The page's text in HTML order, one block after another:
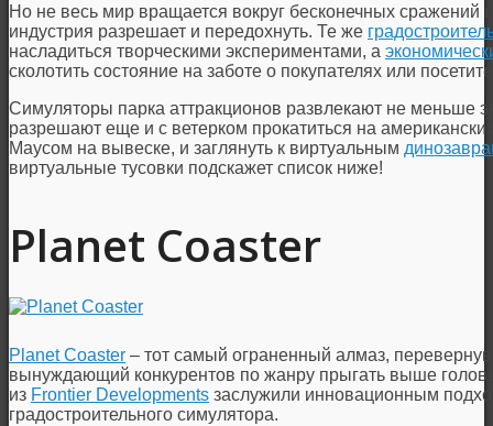
Но не весь мир вращается вокруг бесконечных сражений
индустрия разрешает и передохнуть. Те же
насладиться творческими экспериментами, а
сколотить состояние на заботе о покупателях или
Симуляторы парка аттракционов развлекают не меньше
разрешают еще и с ветерком прокатиться на
Маусом на вывеске, и заглянуть к виртуальным
виртуальные тусовки подскажет список ниже!
Planet Coaster
Planet Coaster – тот самый ограненный алмаз,
вынуждающий конкурентов по жанру прыгать выше
из Frontier Developments заслужили инновационным
градостроительного симулятора.